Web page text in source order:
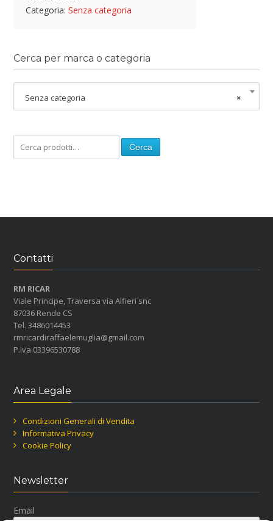
Categoria:Senza categoria
Cerca per marca o categoria
×
Senza categoria
Cerca
Contatti
RM RICAR
Viale Principe, Traversa via Alfieri snc
87036 Rende CS
Tel. 3486014453
rmricardiraffaelemuglia@gmail.com
P.Iva 03396530788
Area Legale
Condizioni Generali di Vendita
Informativa Privacy
Cookie Policy
Newsletter
Email